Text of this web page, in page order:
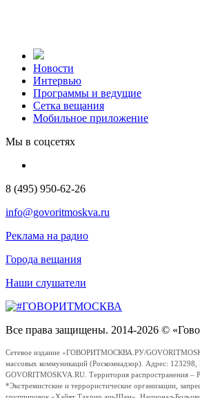
Новости
Интервью
Программы и ведущие
Сетка вещания
Мобильное приложение
Мы в соцсетях
8 (495) 950-62-26
info@govoritmoskva.ru
Реклама на радио
Города вещания
Наши слушатели
Все права защищены. 2014-2026 ©
Сетевое издание «ГОВОРИТМОСКВА.РУ/
массовых коммуникаций (Роскомнадзор). Адрес:
GOVORITMOSKVA.RU. Территория распространения –
*Экстремистские и террористические организации,